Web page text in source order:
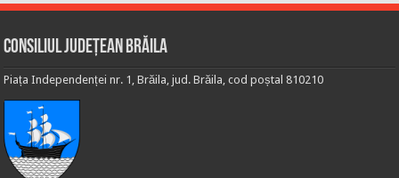
Consiliul Județean Brăila
Piața Independenței nr. 1, Brăila, jud. Brăila, cod poștal 810210